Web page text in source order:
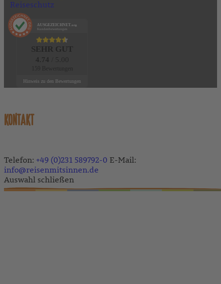
Reiseschutz
AUSGEZEICHNET .org
Kundenbewertungen
Hinweis zu den Bewertungen
KONTAKT
Telefon: +49 (0)231 589792-0 E-Mail:
info@reisenmitsinnen.de
Auswahl schließen